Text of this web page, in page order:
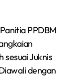
PPDBM
sesuai Juknis
dengan